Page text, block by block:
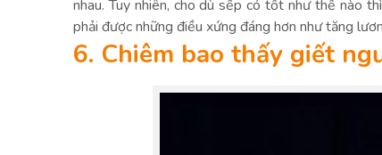
nhau. Tuy nhiên, cho dù sếp có tốt như thế nào
phải được những điều xứng đáng hơn như tăng
6. Chiêm bao thấy giết